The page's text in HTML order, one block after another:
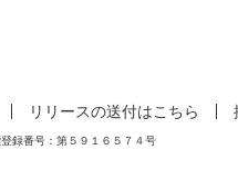
リリースの送付はこちら
録番号：第５９１６５７４号